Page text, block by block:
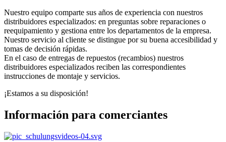
Nuestro equipo comparte sus años de experiencia con nuestros
distribuidores especializados: en preguntas sobre reparaciones o
reequipamiento y gestiona entre los departamentos de la empresa.
Nuestro servicio al cliente se distingue por su buena accesibilidad y
tomas de decisión rápidas.
En el caso de entregas de repuestos (recambios) nuestros
distribuidores especializados reciben las correspondientes
instrucciones de montaje y servicios.
¡Estamos a su disposición!
Información para comerciantes